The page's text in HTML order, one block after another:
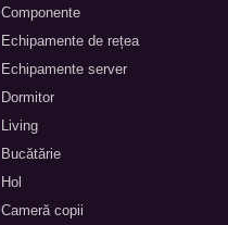
Componente
Echipamente de rețea
Echipamente server
Dormitor
Living
Bucătărie
Hol
Cameră copii